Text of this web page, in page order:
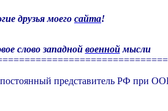
друзья моего сайта!
слово западной военноймысли
представитель РФ при